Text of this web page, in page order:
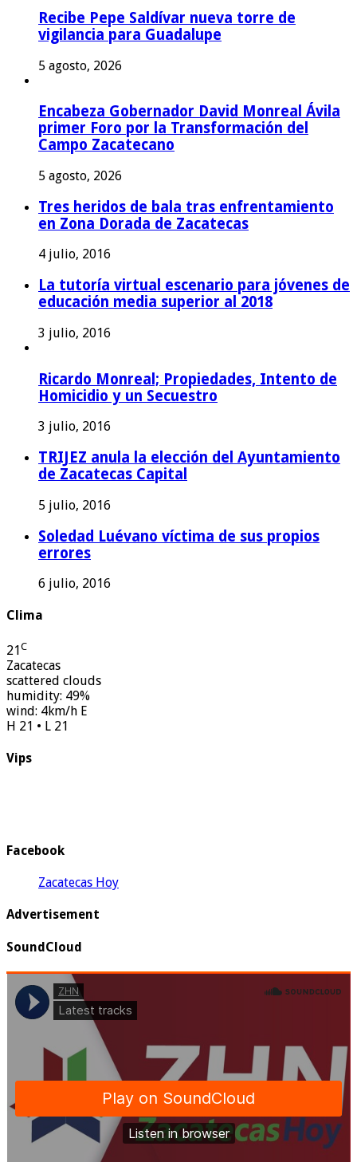
Recibe Pepe Saldívar nueva torre de
vigilancia para Guadalupe
5 agosto, 2026
Encabeza Gobernador David Monreal Ávila
primer Foro por la Transformación del
Campo Zacatecano
5 agosto, 2026
Tres heridos de bala tras enfrentamiento
en Zona Dorada de Zacatecas
4 julio, 2016
La tutoría virtual escenario para jóvenes de
educación media superior al 2018
3 julio, 2016
Ricardo Monreal; Propiedades, Intento de
Homicidio y un Secuestro
3 julio, 2016
TRIJEZ anula la elección del Ayuntamiento
de Zacatecas Capital
5 julio, 2016
Soledad Luévano víctima de sus propios
errores
6 julio, 2016
Clima
21C
Zacatecas
scattered clouds
humidity: 49%
wind: 4km/h E
H 21 • L 21
Vips
Facebook
Zacatecas Hoy
Advertisement
SoundCloud